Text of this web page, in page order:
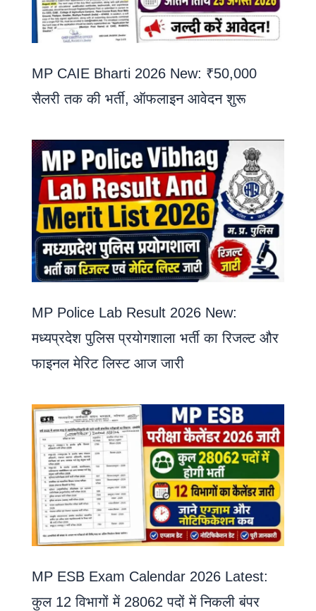
MP CAIE Bharti 2026 New: ₹50,000
सैलरी तक की भर्ती, ऑफलाइन आवेदन शुरू
MP Police Lab Result 2026 New:
मध्यप्रदेश पुलिस प्रयोगशाला भर्ती का रिजल्ट और
फाइनल मेरिट लिस्ट आज जारी
MP ESB Exam Calendar 2026 Latest:
कुल 12 विभागों में 28062 पदों में निकली बंपर